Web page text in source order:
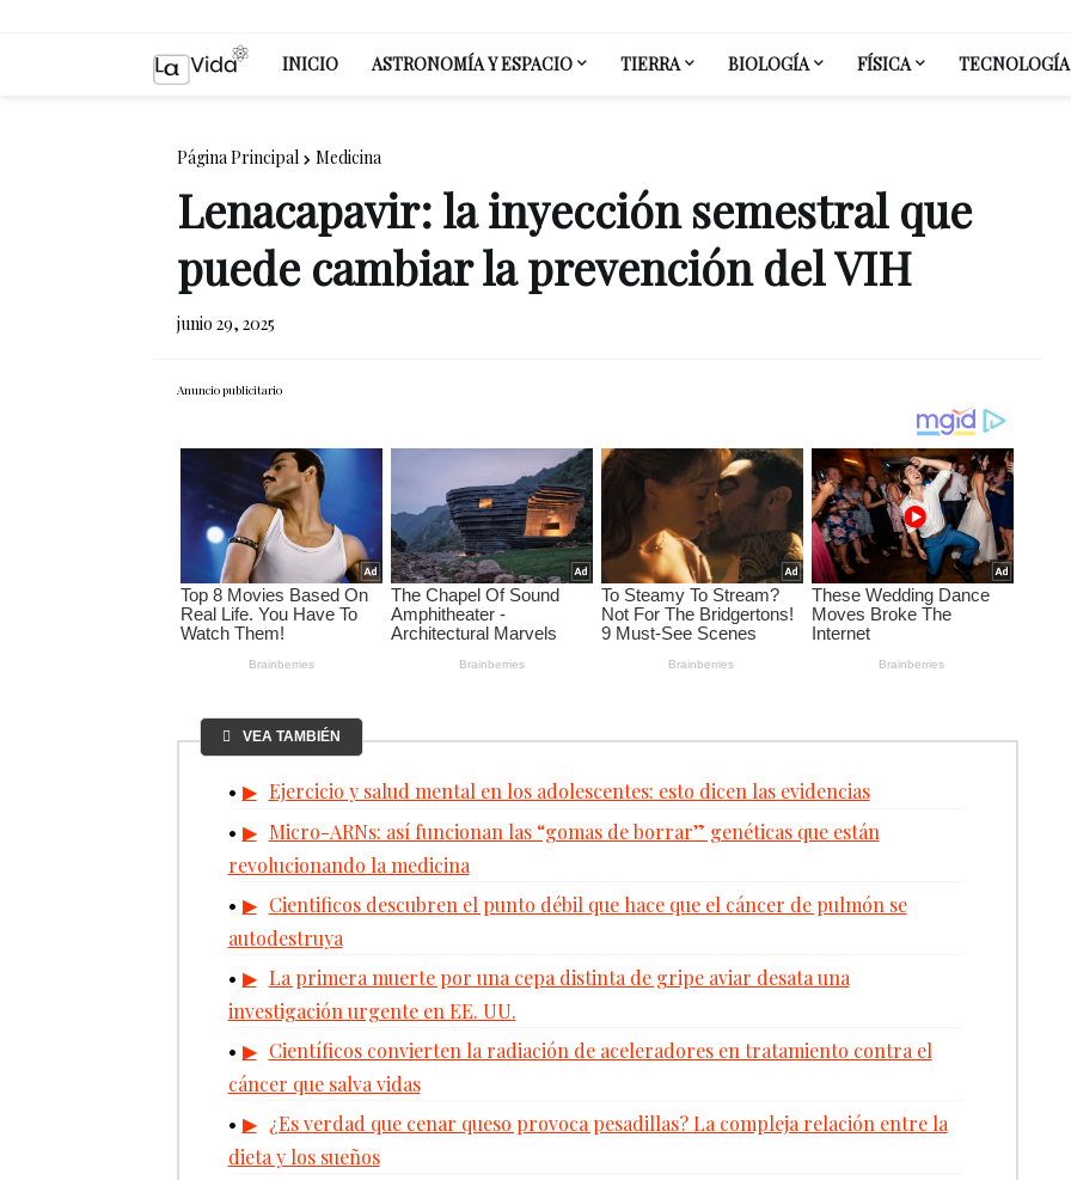
INICIO ASTRONOMÍA Y ESPACIO TIERRA BIOLOGÍA FÍSICA TECNOLOGÍA
Página Principal Medicina
Lenacapavir: la inyección semestral que
puede cambiar la prevención del VIH
junio 29, 2025
Anuncio publicitario
VEA TAMBIÉN
Ejercicio y salud mental en los adolescentes: esto dicen las evidencias
Micro-ARNs: así funcionan las “gomas de borrar” genéticas que están
revolucionando la medicina
Cientificos descubren el punto débil que hace que el cáncer de pulmón se
autodestruya
La primera muerte por una cepa distinta de gripe aviar desata una
investigación urgente en EE. UU.
Científicos convierten la radiación de aceleradores en tratamiento contra el
cáncer que salva vidas
¿Es verdad que cenar queso provoca pesadillas? La compleja relación entre la
dieta y los sueños